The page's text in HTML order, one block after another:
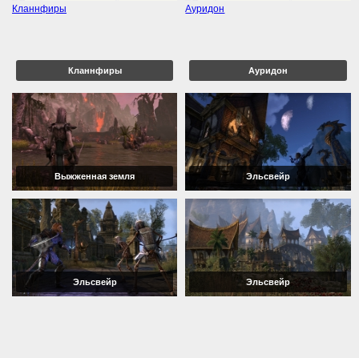
Кланнфиры Ауридон
Выжженная земля Эльсвейр
Эльсвейр Эльсвейр